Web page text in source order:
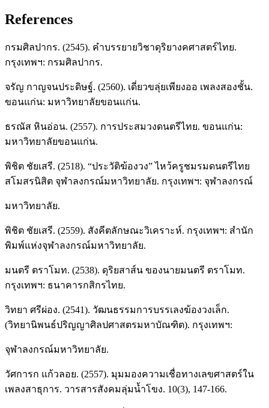
References
กรมศิลปากร. (2545). คำบรรยายวิชาดุริยางคศาสตร์ไทย.
กรุงเทพฯ: กรมศิลปากร.
จรัญ กาญจนประดิษฐ์. (2560). เดี่ยวขลุ่ยเพียงออ เพลงสองชั้น.
ขอนแก่น: มหาวิทยาลัยขอนแก่น.
ธรณัส หินอ่อน. (2557). การประสมวงดนตรีไทย. ขอนแก่น:
มหาวิทยาลัยขอนแก่น.
พิชิต ชัยเสรี. (2518). “ประวัติฆ้องวง” ไหว้ครูชมรมดนตรีไทย
สโมสรนิสิต จุฬาลงกรณ์มหาวิทยาลัย. กรุงเทพฯ: จุฬาลงกรณ์
มหาวิทยาลัย.
พิชิต ชัยเสรี. (2559). สังคีตลักษณะวิเคราะห์. กรุงเทพฯ: สำนัก
พิมพ์แห่งจุฬาลงกรณ์มหาวิทยาลัย.
มนตรี ตราโมท. (2538). ดุริยสาส์น ของนายมนตรี ตราโมท.
กรุงเทพฯ: ธนาคารกสิกรไทย.
วิทยา ศรีผ่อง. (2541). วัฒนธรรมการบรรเลงฆ้องวงเล็ก.
(วิทยานิพนธ์ปริญญาศิลปศาสตรมหาบัณฑิต). กรุงเทพฯ:
จุฬาลงกรณ์มหาวิทยาลัย.
วัศการก แก้วลอย. (2557). มุมมองความเชื่อทางเลขศาสตร์ใน
เพลงสาธุการ. วารสารสังคมลุ่มน้ำโขง. 10(3), 147-166.